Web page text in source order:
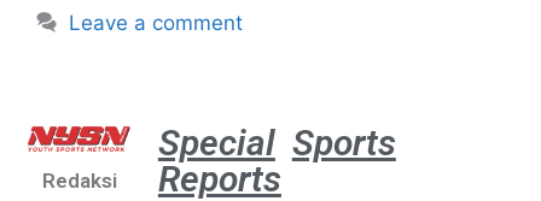
Leave a comment
Redaksi
Special
Reports
Sports